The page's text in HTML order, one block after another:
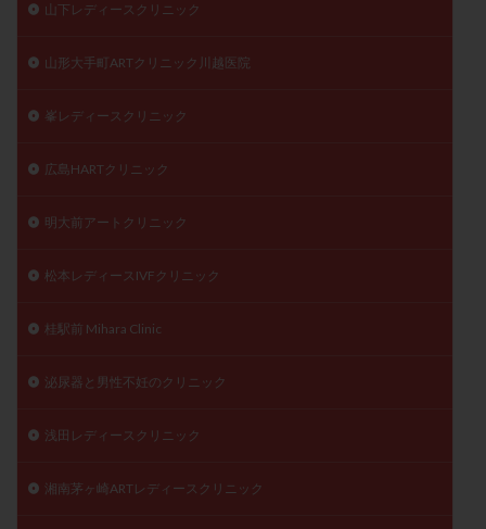
山下レディースクリニック
山形大手町ARTクリニック川越医院
峯レディースクリニック
広島HARTクリニック
明大前アートクリニック
松本レディースIVFクリニック
桂駅前 Mihara Clinic
泌尿器と男性不妊のクリニック
浅田レディースクリニック
湘南茅ヶ崎ARTレディースクリニック